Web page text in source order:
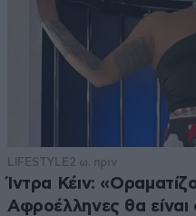
LIFESTYLE 2 ω. πριν
Ίντρα Κέιν:
Αφροέλληνες θα είναι